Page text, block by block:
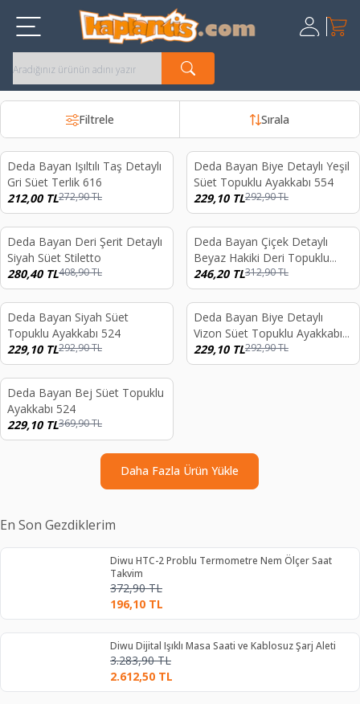
Üye
Kayıt Ol
Sepet
Filtrele Sırala
%22
Deda Bayan Işıltılı Taş Detaylı
Gri Süet Terlik 616
212,00TL272,90TL
%22
Tükendi
Deda Bayan Biye Detaylı Yeşil
Süet Topuklu Ayakkabı 554
229,10TL292,90TL
%31
Deda Bayan Deri Şerit Detaylı
Siyah Süet Stiletto
280,40TL408,90TL
%21
Tükendi
Deda Bayan Çiçek Detaylı
Beyaz Hakiki Deri Topuklu
Ayakkabı 559
246,20TL312,90TL
%22
Deda Bayan Siyah Süet
Topuklu Ayakkabı 524
229,10TL292,90TL
%22
Tükendi
Deda Bayan Biye Detaylı
Vizon Süet Topuklu Ayakkabı
554
229,10TL292,90TL
%38
Deda Bayan Bej Süet Topuklu
Ayakkabı 524
229,10TL369,90TL
Daha Fazla Ürün Yükle
En Son Gezdiklerim
Diwu HTC-2 Problu Termometre Nem Ölçer Saat
Takvim
372,90TL
196,10 TL
Diwu Dijital Işıklı Masa Saati ve Kablosuz Şarj Aleti
3.283,90TL
2.612,50 TL